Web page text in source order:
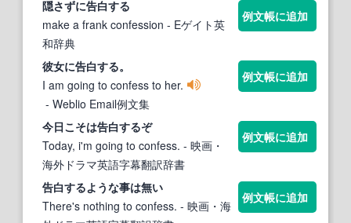
隠さずに告白する
make a frank confession - Eゲイト英
和辞典
例文帳に追加
彼女に告白する。
I am going to confess to her.
- Weblio Email例文集
例文帳に追加
今日こそは告白するぞ
Today, i'm going to confess. - 映画・
海外ドラマ英語字幕翻訳辞書
例文帳に追加
告白するような事は無い
There's nothing to confess. - 映画・海
例文帳に追加